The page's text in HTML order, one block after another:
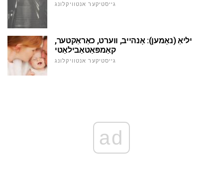
גייסטיקער אנטוויקלונג
יליאַ (נאָמען): אָנהייב, ווערט, כאַראַקטער,
קאַמפּאַטאַבילאַטי
גייסטיקער אנטוויקלונג
ad